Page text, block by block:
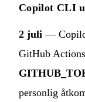
Copilot CLI
2 juli —
GitHub
personlig